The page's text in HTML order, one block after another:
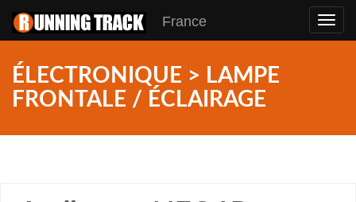
France
ÉLECTRONIQUE > LAMPE
FRONTALE / ÉCLAIRAGE